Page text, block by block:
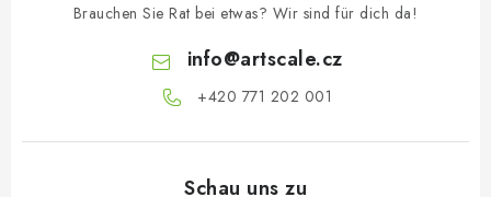
Brauchen Sie Rat bei etwas? Wir sind für dich da!
info@artscale.cz
+420 771 202 001​